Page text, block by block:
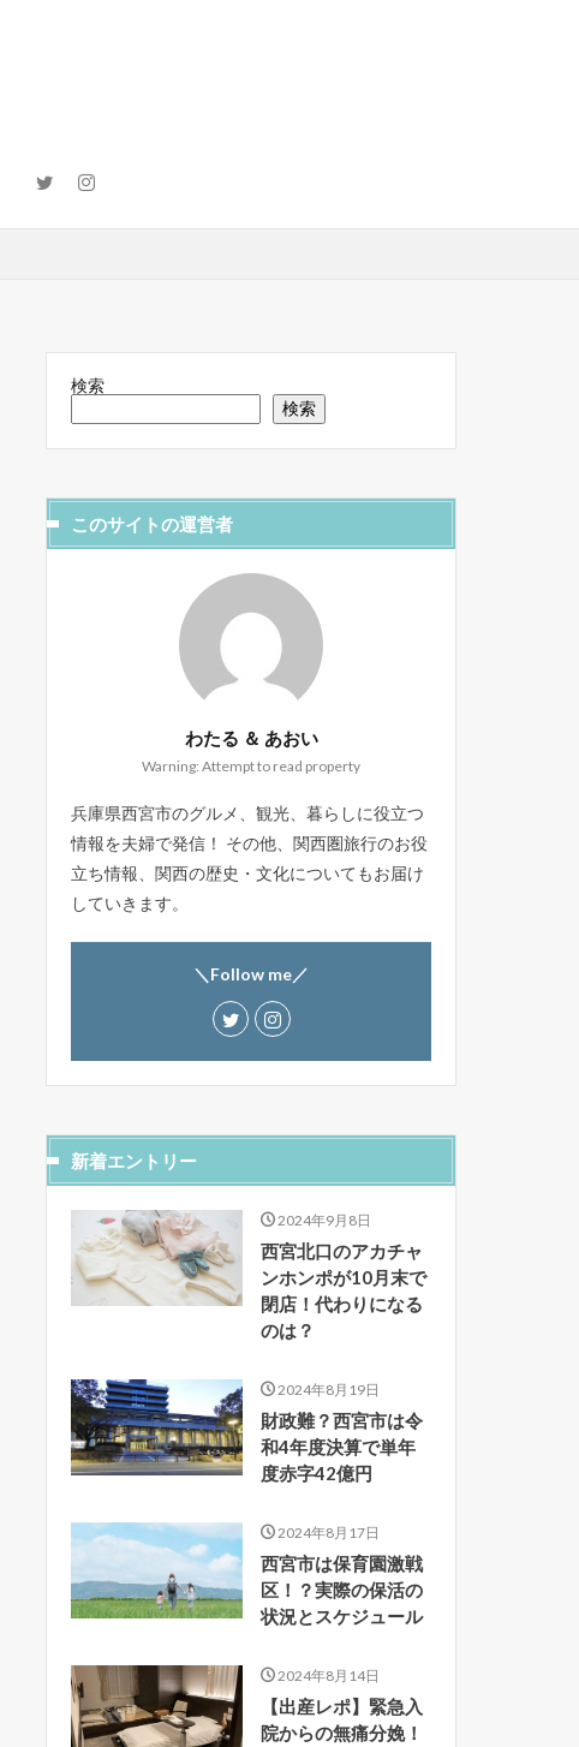
検索
検索
このサイトの運営者
わたる ＆ あおい
Warning: Attempt to read property
兵庫県西宮市のグルメ、観光、暮らしに役立つ
情報を夫婦で発信！ その他、関西圏旅行のお役
立ち情報、関西の歴史・文化についてもお届け
していきます。
＼Follow me／
新着エントリー
2024年9月8日
西宮北口のアカチャ
ンホンポが10月末で
閉店！代わりになる
のは？
2024年8月19日
財政難？西宮市は令
和4年度決算で単年
度赤字42億円
2024年8月17日
西宮市は保育園激戦
区！？実際の保活の
状況とスケジュール
2024年8月14日
【出産レポ】緊急入
院からの無痛分娩！